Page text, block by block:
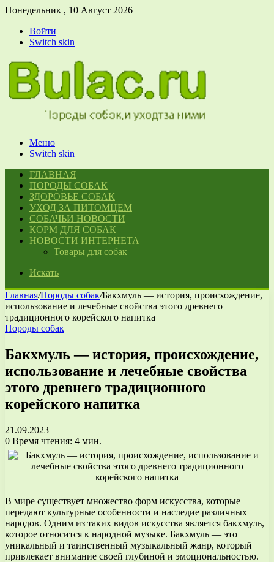
Понедельник , 10 Август 2026
Войти
Switch skin
Меню
Switch skin
ГЛАВНАЯ
ПОРОДЫ СОБАК
ЗДОРОВЬЕ СОБАК
УХОД ЗА ПИТОМЦЕМ
СОБАЧЬИ НОВОСТИ
КОРМ ДЛЯ СОБАК
НОВОСТИ ИНТЕРНЕТА
Товары для собак
Искать
Главная/Породы собак/Бакхмуль — история, происхождение,
использование и лечебные свойства этого древнего
традиционного корейского напитка
Породы собак
Бакхмуль — история, происхождение,
использование и лечебные свойства
этого древнего традиционного
корейского напитка
21.09.2023
0 Время чтения: 4 мин.
В мире существует множество форм искусства, которые
передают культурные особенности и наследие различных
народов. Одним из таких видов искусства является бакхмуль,
которое относится к народной музыке. Бакхмуль — это
уникальный и таинственный музыкальный жанр, который
привлекает внимание своей глубиной и эмоциональностью.